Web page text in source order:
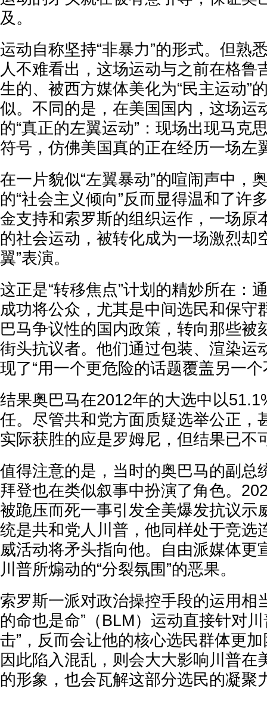
及。
运动自称坚持“非暴力”的形式。但熟
人不难看出，这场运动与之前在格鲁
生的、被西方媒体美化为“民主运动”
似。不同的是，在美国国内，这场运
的“真正的左翼运动”：现场出现马克
符号，仿佛美国真的正在经历一场左
在一片貌似“左翼暴动”的喧闹声中，
的“社会主义倾向”反而显得温和了许
金支持和索罗斯的组织运作，一场原
的社会运动，被转化成为一场激烈却
翼”表演。
这正是“转移焦点”计划的精妙所在：
成功将公众，尤其是中间选民和保守
巴马争议性的国内政策，转向那些被
街头抗议者。他们通过包装、渲染运
现了“用一个更危险的话题覆盖另一
结果奥巴马在2012年的大选中以
任。尽管共和党方面质疑选举公正，
实际获胜的应是罗姆尼，但结果已不
值得注意的是，当时的奥巴马的副总
拜登也在类似叙事中扮演了角色。
被跪压而死一事引发全美爆发抗议示
统是共和党人川普，他同样处于竞选
威活动将矛头指向他。自由派媒体更
川普所煽动的“分裂氛围”的恶果。
索罗斯一派对政治操控手段的运用相
的命也是命”（BLM）运动直接针对
击”，反而会让他的核心选民群体更
因此陷入混乱，则会大大影响川普在
的形象，也会瓦解这部分选民的凝聚